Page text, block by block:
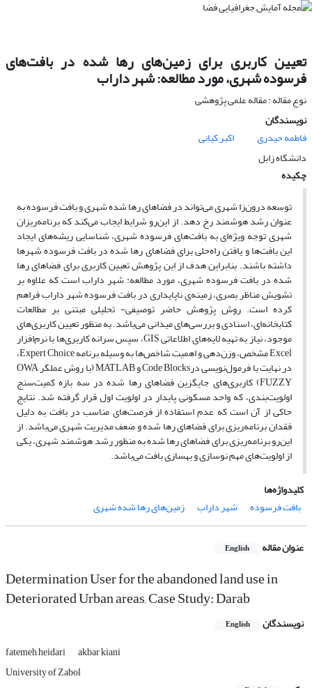
تعیین کاربری برای زمین‌های رها شده در بافت‌های
فرسوده شهری، مورد مطالعه: شهر داراب
نوع مقاله : مقاله علمی پژوهشی
نویسندگان
فاطمه حیدری
اکبر کیانی
دانشگاه زابل
چکیده
توسعه درون‌زا شهری می‌تواند در فضاهای رها شده شهری و بافت فرسوده به
عنوان رشد هوشمند رخ ‌دهد. از این‌رو شرایط ایجاب می‌کند که برنامه‌ریزان
شهری توجه ویژه‌ای به بافت‌های فرسوده شهری، شناسایی ریشه‌های ایجاد
این بافت‌ها و یافتن راه‌حلی برای فضاهای رها شده در بافت فرسوده شهرها
داشته باشند. بنابراین هدف از این پژوهش تعیین کاربری برای فضاهای رها
شده در بافت فرسوده شهری، مورد مطالعه: شهر داراب است که علاوه بر
تشویش مناظر بصری، زمینه‌ی ناپایداری در بافت فرسوده شهر داراب فراهم
کرده است. روش پژوهش حاضر توصیفی- تحلیلی مبتنی بر مطالعات
کتابخانه‌ای، اسنادی و بررسی‌های میدانی می‌باشد. به منظور تعیین کاربری‌های
موجود، نیاز به تهیه لایه‌های اطلاعاتی GIS، سپس سرانه کاربری‌ها با نرم‌افزار
Excel مشخص، وزن‌دهی و اهمیت شاخص‌ها به وسیله برنامه Expert Choice،
در نهایت با فرمول‌نویسی درCode Blocks و MATLAB (با روش عملگر OWA
FUZZY) کاربری‌های جایگزین فضاهای رها شده در سه بازه کمیت‌سنج
اولویت‌بندی، که واحد مسکونی پایدار در اولویت اول قرار گرفته شد. نتایج
حاکی از آن است که عدم استفاده از فرصت‌های مناسب در بافت به دلیل
فقدان برنامه‌ریزی برای فضاهای رها شده و ضعف مدیریت شهری می‌باشد. از
این‌رو برنامه‌ریزی برای فضاهای رها شده به منظور رشد هوشمند شهری، یکی
از اولویت‌های مهم نوسازی و بهسازی بافت می‌باشد.
کلیدواژه‌ها
بافت فرسوده
شهر داراب زمین‌های رها شده شهری
عنوان مقاله English
Determination User for the abandoned land use in
Deteriorated Urban areas, Case Study: Darab
نویسندگان English
fatemeh heidari
akbar kiani
University of Zabol